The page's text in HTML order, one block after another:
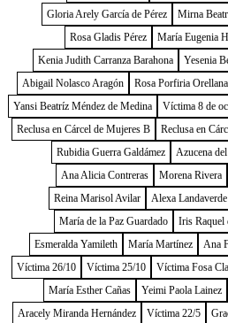
Gloria Arely García de Pérez
Mirna
Rosa Gladis Pérez
María Eugenia
Kenia Judith Carranza Barahona
Yesenia
Abigail Nolasco Aragón
Rosa Porfiria
Yansi Beatríz Méndez de Medina
Víctima 8 de
Reclusa en Cárcel de Mujeres B
Reclusa en
Rubidia Guerra Galdámez
Azucena
Ana Alicia Contreras
Morena Rivera
Reina Marisol Avilar
Alexa Landaverde
María de la Paz Guardado
Iris Raquel
Esmeralda Yamileth
María Martínez Ana
Víctima 26/10
Víctima 25/10 Víctima Fosa
María Esther Cañas
Yeimi Paola Lainez
Aracely Miranda Hernández
Víctima 22/5